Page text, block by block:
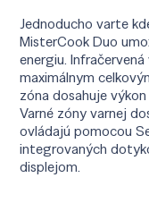
Jednoducho varte
MisterCook Duo
energiu.
maximálnym
zóna dosahuje
Varné zóny varnej
ovládajú pomocou
integrovaných
displejom.